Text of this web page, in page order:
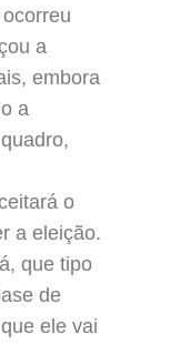
a
embora
a
o
a eleição.
que tipo
de
ele vai